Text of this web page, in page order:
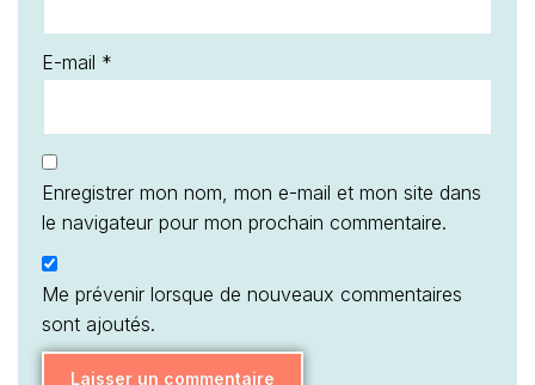
E-mail *
Enregistrer mon nom, mon e-mail et mon site dans
le navigateur pour mon prochain commentaire.
Me prévenir lorsque de nouveaux commentaires
sont ajoutés.